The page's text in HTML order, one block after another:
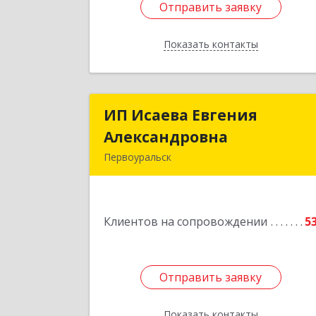
Отправить заявку
Показать контакты
Отправить заявку
Назад
ИП Исаева Евгения
Александровна
Первоуральск
Клиентов на сопровождении
Отправить заявку
ИП Исаева Евгения
Александровна
Отправить заявку